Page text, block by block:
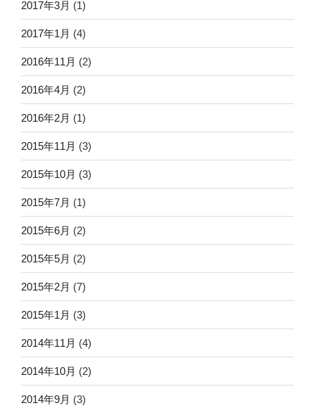
2017年3月 (1)
2017年1月 (4)
2016年11月 (2)
2016年4月 (2)
2016年2月 (1)
2015年11月 (3)
2015年10月 (3)
2015年7月 (1)
2015年6月 (2)
2015年5月 (2)
2015年2月 (7)
2015年1月 (3)
2014年11月 (4)
2014年10月 (2)
2014年9月 (3)